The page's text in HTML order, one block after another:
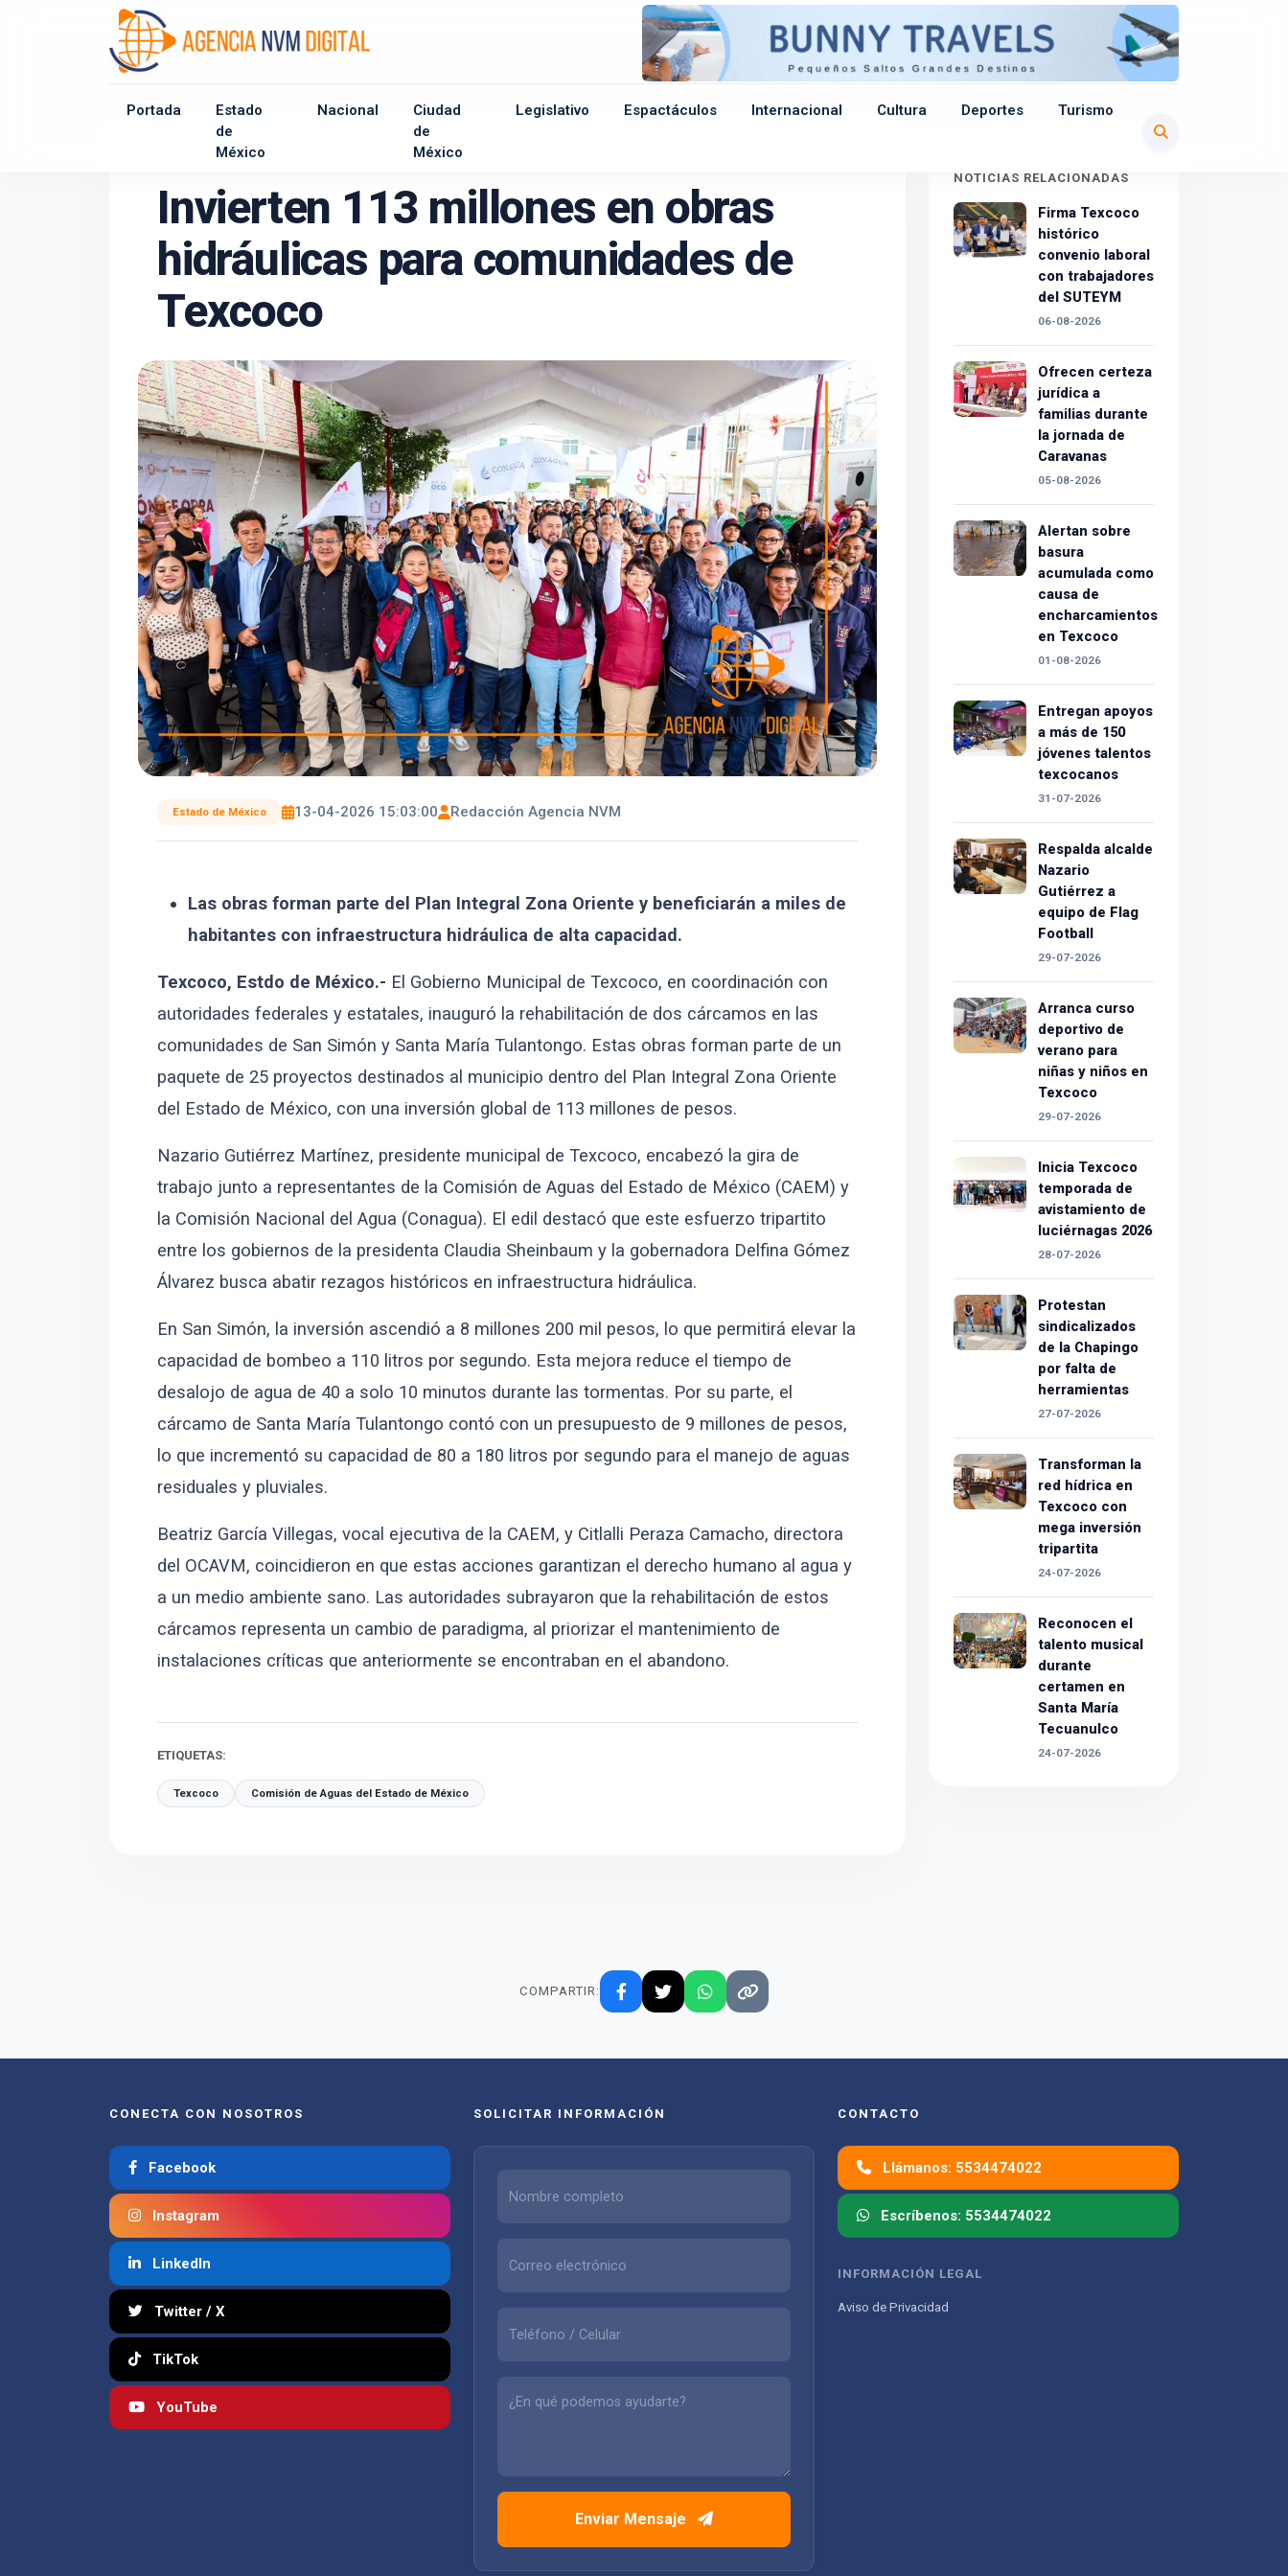
Portada
Estado
de
México
Nacional
Ciudad
de
México
Legislativo Espactáculos Internacional Cultura Deportes Turismo
Invierten 113 millones en obras
hidráulicas para comunidades de
Texcoco
Estado de México 13-04-2026 15:03:00 Redacción Agencia NVM
Las obras forman parte del Plan Integral Zona Oriente y beneficiarán a miles de
habitantes con infraestructura hidráulica de alta capacidad.
Texcoco, Estdo de México.- El Gobierno Municipal de Texcoco, en coordinación con
autoridades federales y estatales, inauguró la rehabilitación de dos cárcamos en las
comunidades de San Simón y Santa María Tulantongo. Estas obras forman parte de un
paquete de 25 proyectos destinados al municipio dentro del Plan Integral Zona Oriente
del Estado de México, con una inversión global de 113 millones de pesos.
Nazario Gutiérrez Martínez, presidente municipal de Texcoco, encabezó la gira de
trabajo junto a representantes de la Comisión de Aguas del Estado de México (CAEM) y
la Comisión Nacional del Agua (Conagua). El edil destacó que este esfuerzo tripartito
entre los gobiernos de la presidenta Claudia Sheinbaum y la gobernadora Delfina Gómez
Álvarez busca abatir rezagos históricos en infraestructura hidráulica.
En San Simón, la inversión ascendió a 8 millones 200 mil pesos, lo que permitirá elevar la
capacidad de bombeo a 110 litros por segundo. Esta mejora reduce el tiempo de
desalojo de agua de 40 a solo 10 minutos durante las tormentas. Por su parte, el
cárcamo de Santa María Tulantongo contó con un presupuesto de 9 millones de pesos,
lo que incrementó su capacidad de 80 a 180 litros por segundo para el manejo de aguas
residuales y pluviales.
Beatriz García Villegas, vocal ejecutiva de la CAEM, y Citlalli Peraza Camacho, directora
del OCAVM, coincidieron en que estas acciones garantizan el derecho humano al agua y
a un medio ambiente sano. Las autoridades subrayaron que la rehabilitación de estos
cárcamos representa un cambio de paradigma, al priorizar el mantenimiento de
instalaciones críticas que anteriormente se encontraban en el abandono.
ETIQUETAS:
Texcoco Comisión de Aguas del Estado de México
NOTICIAS RELACIONADAS
Firma Texcoco
histórico
convenio laboral
con trabajadores
del SUTEYM
06-08-2026
Ofrecen certeza
jurídica a
familias durante
la jornada de
Caravanas
05-08-2026
Alertan sobre
basura
acumulada como
causa de
encharcamientos
en Texcoco
01-08-2026
Entregan apoyos
a más de 150
jóvenes talentos
texcocanos
31-07-2026
Respalda alcalde
Nazario
Gutiérrez a
equipo de Flag
Football
29-07-2026
Arranca curso
deportivo de
verano para
niñas y niños en
Texcoco
29-07-2026
Inicia Texcoco
temporada de
avistamiento de
luciérnagas 2026
28-07-2026
Protestan
sindicalizados
de la Chapingo
por falta de
herramientas
27-07-2026
Transforman la
red hídrica en
Texcoco con
mega inversión
tripartita
24-07-2026
Reconocen el
talento musical
durante
certamen en
Santa María
Tecuanulco
24-07-2026
COMPARTIR:
CONECTA CON NOSOTROS
Facebook
Instagram
LinkedIn
Twitter / X
TikTok
YouTube
SOLICITAR INFORMACIÓN
Enviar Mensaje
CONTACTO
Llámanos: 5534474022
Escríbenos: 5534474022
INFORMACIÓN LEGAL
Aviso de Privacidad